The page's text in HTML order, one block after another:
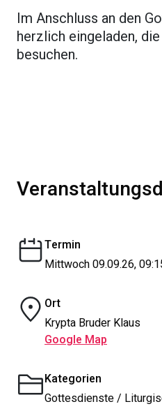
Im Anschluss an den
herzlich eingeladen,
besuchen.
Termin
Mittwoch 09.09.26,
Ort
Krypta Bruder Klaus
Google Map
Kategorien
Gottesdienste /